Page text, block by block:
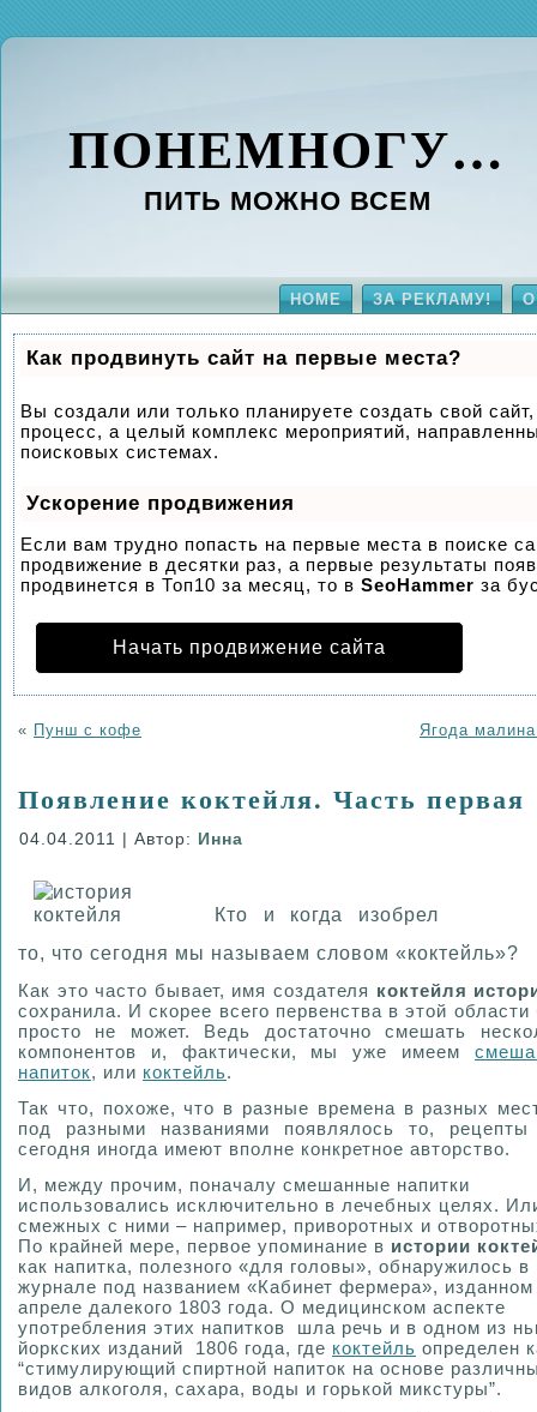
ПОНЕМНОГУ…
ПИТЬ МОЖНО ВСЕМ
HOME ЗА РЕКЛАМУ!
Как продвинуть сайт на первые места?
Вы создали или только планируете создать свой
процесс, а целый комплекс мероприятий,
поисковых системах.
Ускорение продвижения
Если вам трудно попасть на первые места в поиске
продвижение в десятки раз, а первые результаты
продвинется в Топ10 за месяц, то в SeoHammer за
Начать продвижение сайта
« Пунш с кофе Ягода
Появление коктейля. Часть первая
04.04.2011 | Автор: Инна
Кто и когда изобрел
то, что сегодня мы называем словом «коктейль»?
Как это часто бывает, имя создателя коктейля
сохранила. И скорее всего первенства в этой
просто не может. Ведь достаточно смешать
компонентов и, фактически, мы уже имеем
напиток, или коктейль.
Так что, похоже, что в разные времена в разных
под разными названиями появлялось то, рецепты
сегодня иногда имеют вполне конкретное авторство.
И, между прочим, поначалу смешанные напитки
использовались исключительно в лечебных целях.
смежных с ними – например, приворотных и
По крайней мере, первое упоминание в истории
как напитка, полезного «для головы», обнаружилось в
журнале под названием «Кабинет фермера», изданном
апреле далекого 1803 года. О медицинском аспекте
употребления этих напитков шла речь и в одном из
йоркских изданий 1806 года, где коктейль определен
“стимулирующий спиртной напиток на основе
видов алкоголя, сахара, воды и горькой микстуры”.